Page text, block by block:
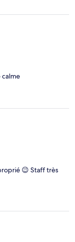
calme
😉 Staff très